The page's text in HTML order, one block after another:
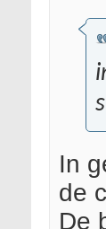
In
de
De